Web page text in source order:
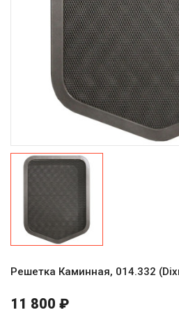
Решетка Каминная, 014.332
11 800 ₽